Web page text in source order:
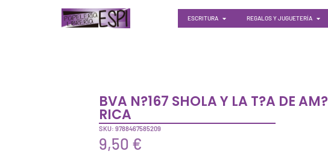
ESCRITURA REGALOS Y JUGUETERÍA
BVA N?167 SHOLA Y LA T?A DE AM?
RICA
SKU: 9788467585209
9,50 €